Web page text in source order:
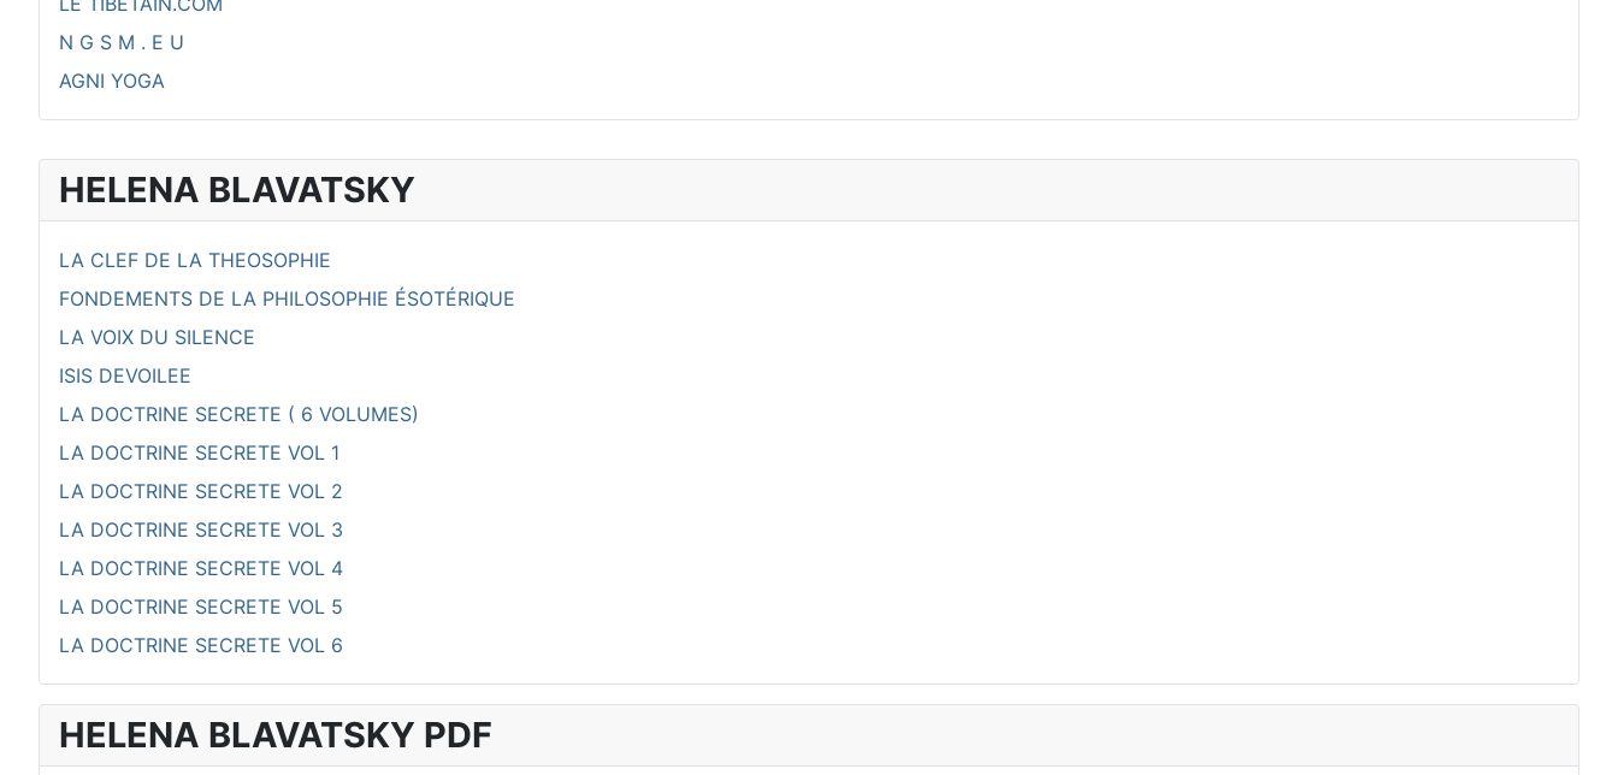
HELENA BLAVATSKY
LA CLEF DE LA THEOSOPHIE
FONDEMENTS DE LA PHILOSOPHIE ÉSOTÉRIQUE
LA VOIX DU SILENCE
ISIS DEVOILEE
LA DOCTRINE SECRETE ( 6 VOLUMES)
LA DOCTRINE SECRETE VOL 1
LA DOCTRINE SECRETE VOL 2
LA DOCTRINE SECRETE VOL 3
LA DOCTRINE SECRETE VOL 4
LA DOCTRINE SECRETE VOL 5
LA DOCTRINE SECRETE VOL 6
HELENA BLAVATSKY PDF
N G S M . E U
AGNI YOGA